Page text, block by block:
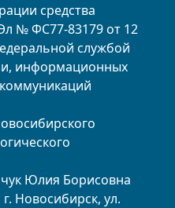
средства
№ ФС77-83179 от 12
службой
информационных
Юлия Борисовна
Новосибирск, ул.